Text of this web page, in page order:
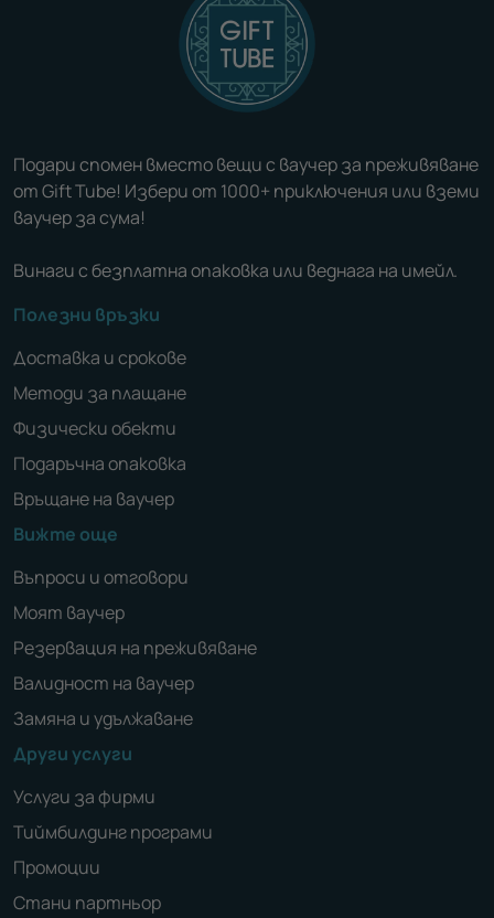
Подари спомен вместо вещи с ваучер за преживяване
от Gift Tube! Избери от 1000+ приключения или вземи
ваучер за сума!
Винаги с безплатна опаковка или веднага на имейл.
Полезни връзки
Доставка и срокове
Методи за плащане
Физически обекти
Подаръчна опаковка
Връщане на ваучер
Вижте още
Въпроси и отговори
Моят ваучер
Резервация на преживяване
Валидност на ваучер
Замяна и удължаване
Други услуги
Услуги за фирми
Тиймбилдинг програми
Промоции
Стани партньор